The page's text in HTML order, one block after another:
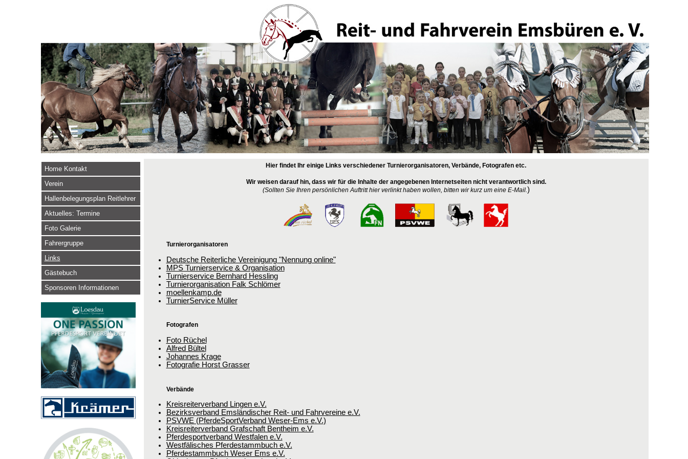
Home Kontakt
Verein
Hallenbelegungsplan Reitlehrer
Aktuelles: Termine
Foto Galerie
Fahrergruppe
Links
Gästebuch
Sponsoren Informationen
Hier findet Ihr einige Links verschiedener Turnierorganisatoren, Verbände, Fotografen etc.
Wir weisen darauf hin, dass wir für die Inhalte der angegebenen Internetseiten nicht verantwortlich sind.
(Sollten Sie Ihren persönlichen Auftritt hier verlinkt haben wollen, bitten wir kurz um eine E-Mail.)
Turnierorganisatoren
Deutsche Reiterliche Vereinigung "Nennung online"
MPS Turnierservice & Organisation
Turnierservice Bernhard Hessling
Turnierorganisation Falk Schlömer
moellenkamp.de
TurnierService Müller
Fotografen
Foto Rüchel
Alfred Bültel
Johannes Krage
Fotografie Horst Grasser
Verbände
Kreisreiterverband Lingen e.V.
Bezirksverband Emsländischer Reit- und Fahrvereine e.V.
PSVWE (PferdeSportVerband Weser-Ems e.V.)
Kreisreiterverband Grafschaft Bentheim e.V.
Pferdesportverband Westfalen e.V.
Westfälisches Pferdestammbuch e.V.
Pferdestammbuch Weser Ems e.V.